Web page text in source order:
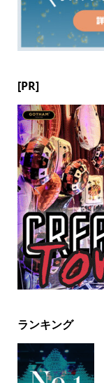
[PR]
ランキング